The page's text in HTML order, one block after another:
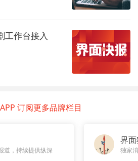
工作台接入
订阅更多品牌栏目
道，持续提供纵深
界
独家